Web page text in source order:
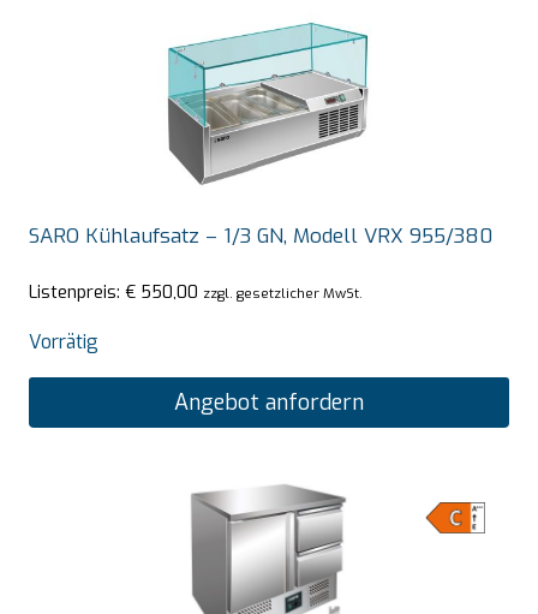
SARO Kühlaufsatz – 1/3 GN, Modell VRX 955/380
Listenpreis: € 550,00 zzgl. gesetzlicher MwSt.
Vorrätig
Angebot anfordern